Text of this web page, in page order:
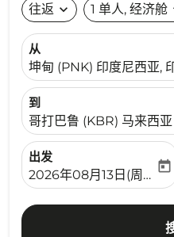
往返 expand_more 1 单人, 经济舱
从
坤甸 (PNK) 印度尼西亚,
到
哥打巴鲁 (KBR) 马来西亚
出发
fc-booking-departure-
2026年08月13日(周四)
today